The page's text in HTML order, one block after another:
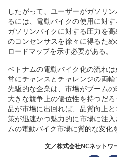
したがって、ユーザーがガソリ
るには、電動バイクの使用に対
ガソリンバイクに対する圧力を
のコンセンサスを徐々に得るた
ロードマップを示す必要がある。
ベトナムの電動バイク化の流れ
常にチャンスとチャレンジの両
先駆的な企業は、市場がブーム
大きな競争上の優位性を持つだ
品が市場に出回れば、品質向上
策が迅速かつ魅力的に市場に注
ムの電動バイク市場に質的な変化
文／株式会社NCネット